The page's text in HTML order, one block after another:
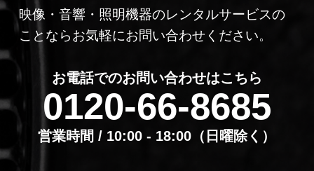
映像・音響・照明機器のレンタルサービスの
ことならお気軽にお問い合わせください。
お電話でのお問い合わせはこちら
0120-66-8685
営業時間 / 10:00 - 18:00（⽇曜除く）